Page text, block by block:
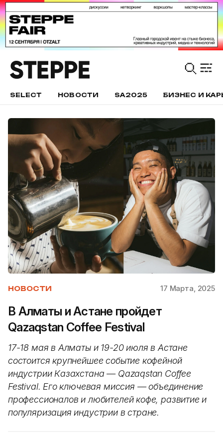
SELECT НОВОСТИ SA2025 БИЗНЕС И
НОВОСТИ 17 Марта, 2025
В Алматы и Астане пройдет
Qazaqstan Coffee Festival
17-18 мая в Алматы и 19-20 июля в Астане
состоится крупнейшее событие кофейной
индустрии Казахстана — Qazaqstan Coffee
Festival. Его ключевая миссия — объединение
профессионалов и любителей кофе, развитие и
популяризация индустрии в стране.